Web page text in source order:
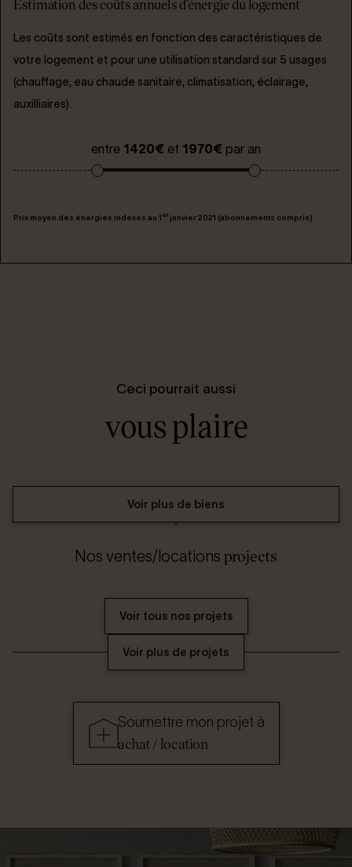
Estimation des coûts annuels d'énergie du logement
Les coûts sont estimés en fonction des caractéristiques de
votre logement et pour une utilisation standard sur 5 usages
(chauffage, eau chaude sanitaire, climatisation, éclairage,
auxilliaires).
entre 1420€ et 1970€ par an
Prix moyen des énergies indexés au 1 er janvier 2021 (abonnements compris)
Ceci pourrait aussi
vous plaire
Voir plus de biens
Nos ventes/locations projects
Voir tous nos projets
Voir plus de projets
Soumettre mon projet à
achat / location